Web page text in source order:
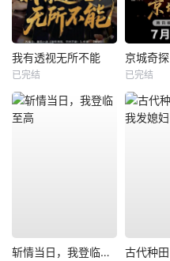
我有透视无所不能
已完结
京城奇探
已完结
斩情当日，我登临至高